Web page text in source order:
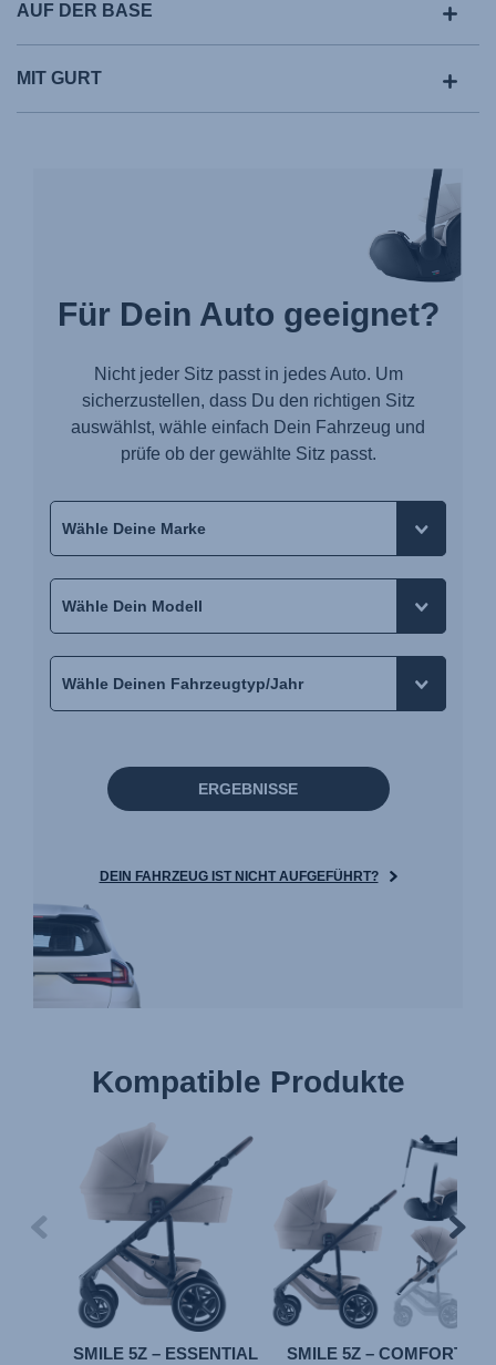
AUF DER BASE
MIT GURT
Für Dein Auto geeignet?
Nicht jeder Sitz passt in jedes Auto. Um
sicherzustellen, dass Du den richtigen Sitz
auswählst, wähle einfach Dein Fahrzeug und
prüfe ob der gewählte Sitz passt.
ERGEBNISSE
DEIN FAHRZEUG IST NICHT AUFGEFÜHRT?
Kompatible Produkte
SMILE 5Z – ESSENTIAL
SMILE 5Z – COMFORT